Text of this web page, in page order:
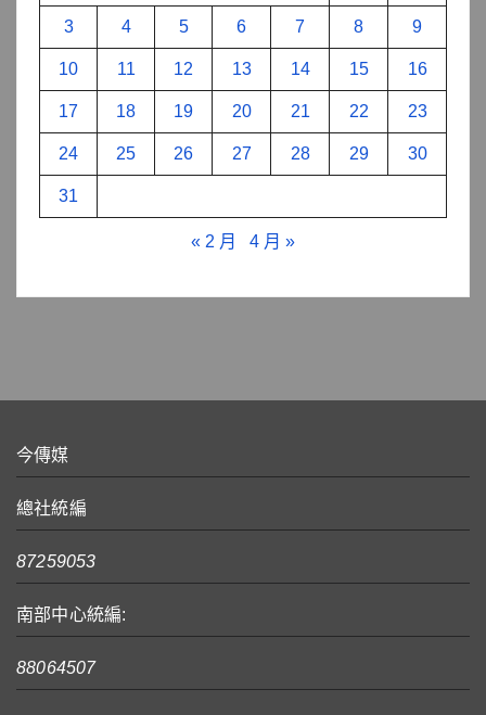
3 4 5 6 7 8 9
10 11 12 13 14 15 16
17 18 19 20 21 22 23
24 25 26 27 28 29 30
31
« 2 月 4 月 »
今傳媒
總社統編
87259053
南部中心統編:
88064507